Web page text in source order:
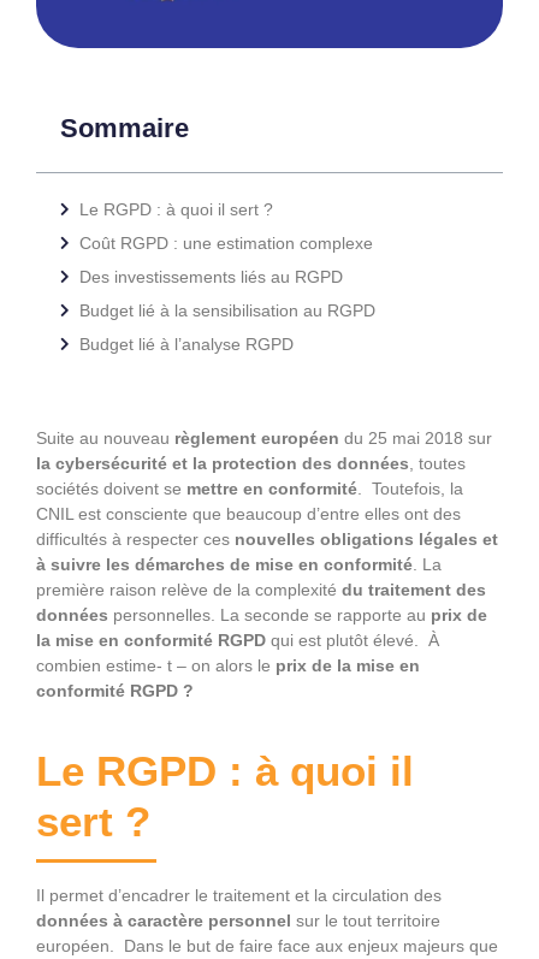
Sommaire
Le RGPD : à quoi il sert ?
Coût RGPD : une estimation complexe
Des investissements liés au RGPD
Budget lié à la sensibilisation au RGPD
Budget lié à l’analyse RGPD
Suite au nouveau règlement européen du 25 mai 2018 sur
la cybersécurité et la protection des données , toutes
sociétés doivent se mettre en conformité . Toutefois, la
CNIL est consciente que beaucoup d’entre elles ont des
difficultés à respecter ces nouvelles obligations légales et
à suivre les démarches de mise en conformité . La
première raison relève de la complexité du traitement des
données personnelles. La seconde se rapporte au prix de
la mise en conformité RGPD qui est plutôt élevé. À
combien estime- t – on alors le prix de la mise en
conformité RGPD ?
Le RGPD : à quoi il
sert ?
Il permet d’encadrer le traitement et la circulation des
données à caractère personnel sur le tout territoire
européen. Dans le but de faire face aux enjeux majeurs que